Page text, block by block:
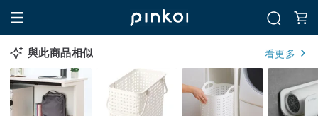
與此商品相似 看更多